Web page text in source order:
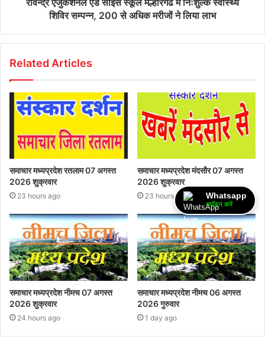
शिविर सम्पन्न, 200 से अधिक मरीजों ने लिया लाभ
Related Articles
समाचार मध्यप्रदेश रतलाम 07 अगस्त
2026 शुक्रवार
23 hours ago
समाचार मध्यप्रदेश मंदसौर 07 अगस्त
2026 शुक्रवार
23 hours ago
समाचार मध्यप्रदेश नीमच 07 अगस्त
2026 शुक्रवार
24 hours ago
समाचार मध्यप्रदेश नीमच 06 अगस्त
2026 गुरुवार
1 day ago
Whatsapp
ज्वॉइन करें